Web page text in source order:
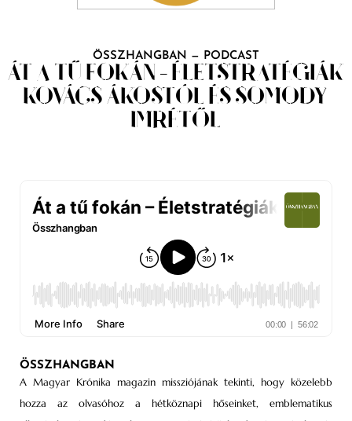
ÖSSZHANGBAN — PODCAST
ÁT A TŰ FOKÁN – ÉLETSTRATÉGIÁK
KOVÁCS ÁKOSTÓL ÉS SOMODY
IMRÉTŐL
ÖSSZHANGBAN
A Magyar Krónika magazin missziójának tekinti, hogy közelebb
hozza az olvasóhoz a hétköznapi hőseinket, emblematikus